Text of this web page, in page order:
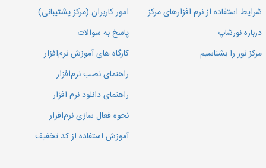
شرایط استفاده از نرم افزارهای مرکز
درباره نورشاپ
مرکز نور را بشناسیم
امور کاربران (مرکز پشتیبانی)
پاسخ به سوالات
کارگاه های آموزش نرم‌افزار
راهنمای نصب نرم‌افزار
راهنمای دانلود نرم افزار
نحوه فعال سازی نرم‌افزار
آموزش استفاده از کد تخفیف